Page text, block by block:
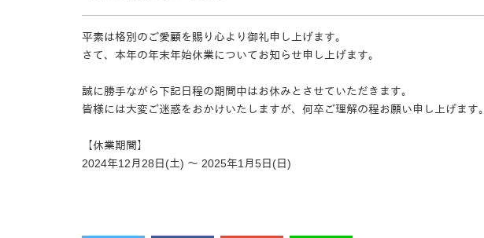
平素は格別のご愛顧を賜り心より御礼申し上げます。
さて、本年の年末年始休業についてお知らせ申し上げます。
誠に勝手ながら下記日程の期間中はお休みとさせていただきます。
皆様には大変ご迷惑をおかけいたしますが、何卒ご理解の程お願い申し上げます。
【休業期間】
2024年12月28日(土) ～ 2025年1月5日(日)